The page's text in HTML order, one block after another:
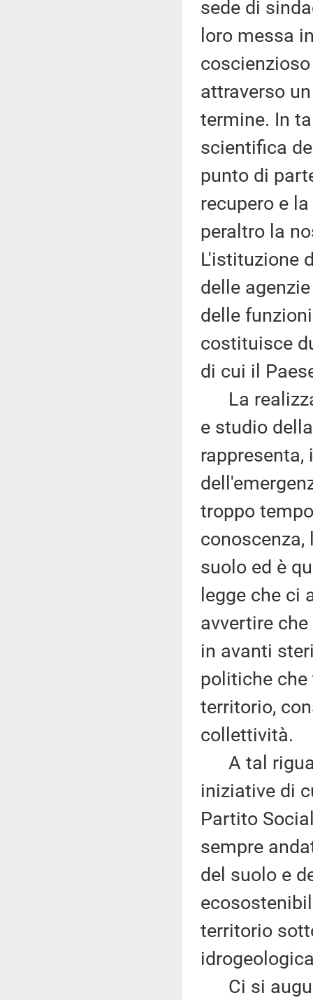
sede di
loro messa
attraverso
termine. In
scientifica
punto di
recupero e
peraltro la
L'istituzione
delle
delle
costituisce
di cui il
La
e studio
troppo
conoscenza,
suolo ed è
legge che ci
avvertire
in avanti
politiche
territorio,
collettività.
A tal
iniziative di
Partito
sempre
del suolo e
territorio
Ci si